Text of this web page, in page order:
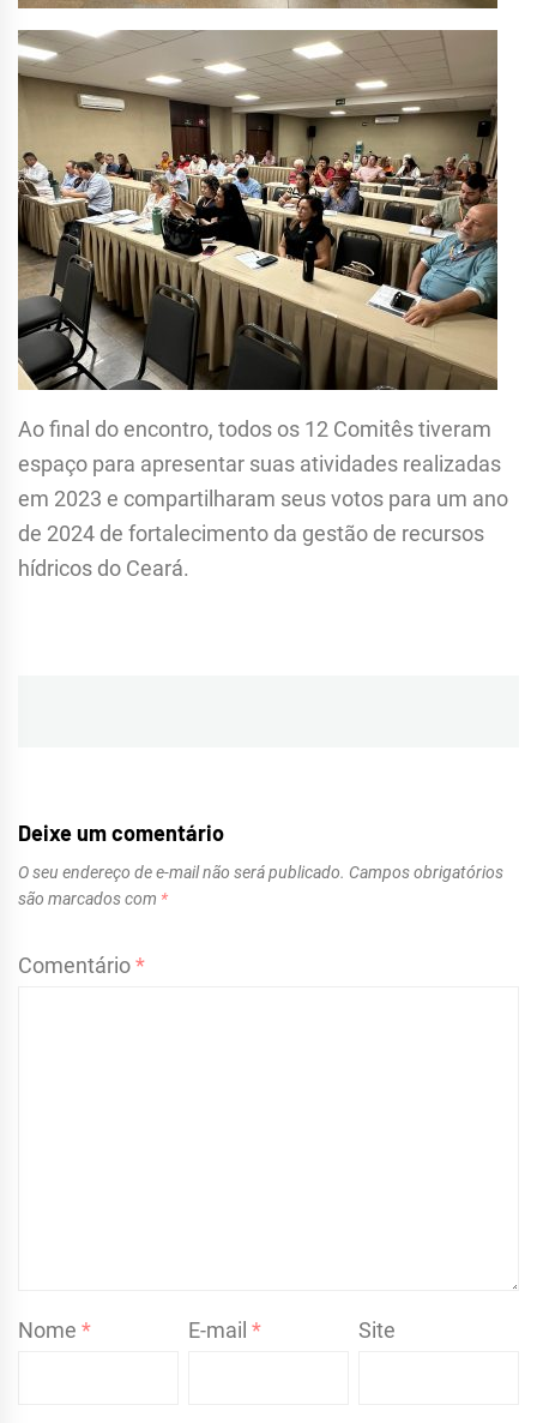
Ao final do encontro, todos os 12 Comitês tiveram
espaço para apresentar suas atividades realizadas
em 2023 e compartilharam seus votos para um ano
de 2024 de fortalecimento da gestão de recursos
hídricos do Ceará.
Post
Deixe um comentário
O seu endereço de e-mail não será publicado. Campos obrigatórios
são marcados com *
Comentário*
Nome * E-mail* Site